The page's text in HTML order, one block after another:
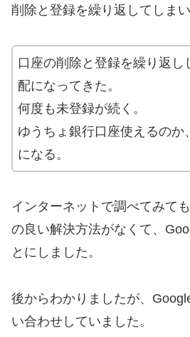
削除と登録を繰り返してしまい
口座の削除と登録を繰り返し
配になってきた。
何度も未登録が続く。
ゆうちょ銀行口座使えるのか
になる。
インターネットで調べてみて
の良い解決方法がなくて、
とにしました。
後からわかりましたが、
い合わせしていました。